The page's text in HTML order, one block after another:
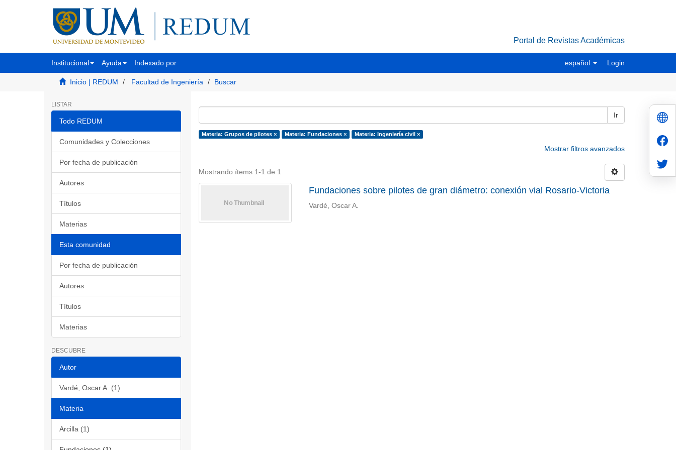
Portal de Revistas Académicas
Institucional Ayuda Indexado por español Login
Inicio | REDUM Facultad de Ingeniería Buscar
LISTAR
Todo REDUM
Comunidades y Colecciones
Por fecha de publicación
Autores
Títulos
Materias
Esta comunidad
Por fecha de publicación
Autores
Títulos
Materias
DESCUBRE
Autor
Vardé, Oscar A. (1)
Materia
Arcilla (1)
Ir
Materia: Grupos de pilotes × Materia: Fundaciones × Materia: Ingeniería civil ×
Mostrar filtros avanzados
Mostrando ítems 1-1 de 1
Fundaciones sobre pilotes de gran diámetro: conexión vial Rosario-Victoria
Vardé, Oscar A.